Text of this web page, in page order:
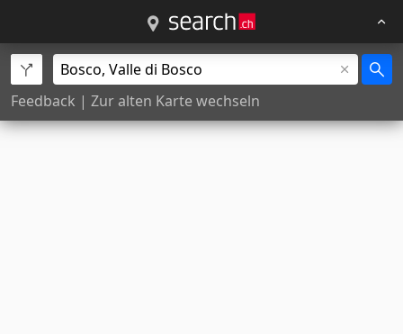
Feedback | Zur alten Karte wechseln